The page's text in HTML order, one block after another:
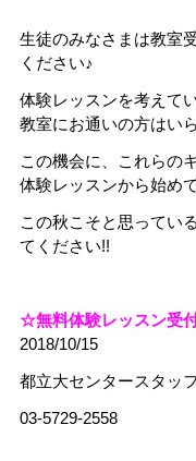
生徒のみなさまは教室
ください♪
体験レッスンを考えて
教室にお通いの方はい
この機会に、これらの
体験レッスンから始め
この秋こそと思ってい
てください!!
☆無料体験レッスン受
2018/10/15
都立大センタースタッ
03-5729-2558